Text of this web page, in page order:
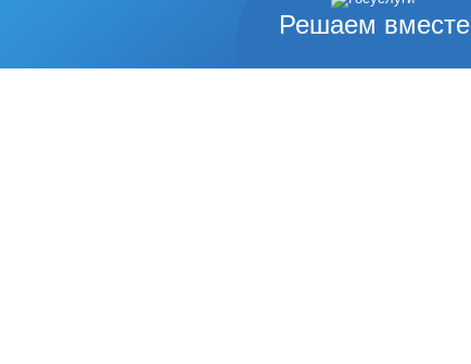
Решаем вместе